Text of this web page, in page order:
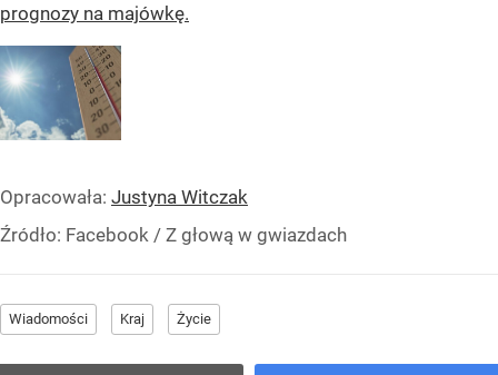
prognozy na majówkę.
Opracowała: Justyna Witczak
Źródło: Facebook / Z głową w gwiazdach
Wiadomości Kraj Życie